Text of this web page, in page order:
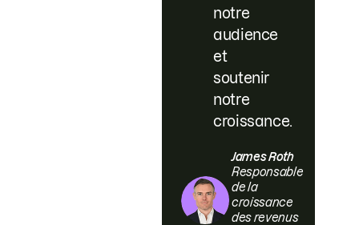
notre
audience
et
soutenir
notre
croissance.
James Roth
Responsable
de la
croissance
des revenus